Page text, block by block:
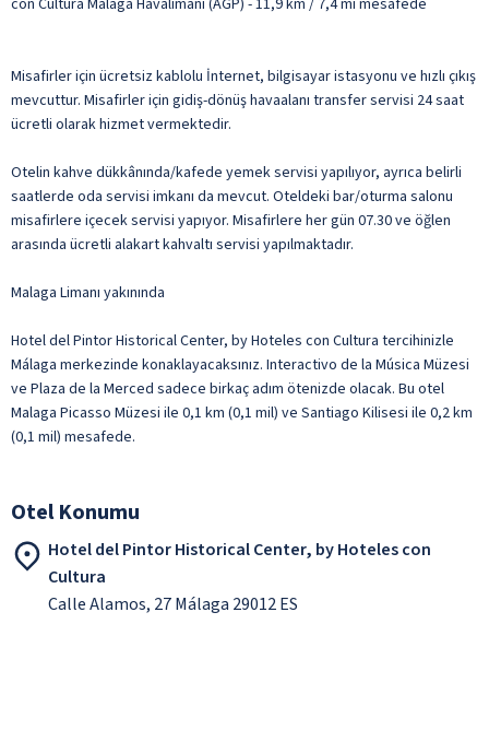
Misafirler için ücretsiz kablolu İnternet, bilgisayar istasyonu ve hızlı çıkış
mevcuttur. Misafirler için gidiş-dönüş havaalanı transfer servisi 24 saat
ücretli olarak hizmet vermektedir.
Otelin kahve dükkânında/kafede yemek servisi yapılıyor, ayrıca belirli
saatlerde oda servisi imkanı da mevcut. Oteldeki bar/oturma salonu
misafirlere içecek servisi yapıyor. Misafirlere her gün 07.30 ve öğlen
arasında ücretli alakart kahvaltı servisi yapılmaktadır.
Malaga Limanı yakınında
Hotel del Pintor Historical Center, by Hoteles con Cultura tercihinizle
Málaga merkezinde konaklayacaksınız. Interactivo de la Música Müzesi
ve Plaza de la Merced sadece birkaç adım ötenizde olacak. Bu otel
Malaga Picasso Müzesi ile 0,1 km (0,1 mil) ve Santiago Kilisesi ile 0,2 km
(0,1 mil) mesafede.
Otel Konumu
Hotel del Pintor Historical Center, by Hoteles con
Cultura
Calle Alamos, 27 Málaga 29012 ES